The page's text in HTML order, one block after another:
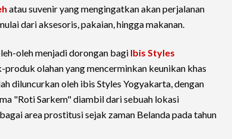
atau suvenir yang mengingatkan akan perjalanan
dari aksesoris, pakaian, hingga makanan.
oleh menjadi dorongan bagi Ibis Styles
olahan yang mencerminkan keunikan khas
diluncurkan oleh ibis Styles Yogyakarta, dengan
"Roti Sarkem" diambil dari sebuah lokasi
area prostitusi sejak zaman Belanda pada tahun